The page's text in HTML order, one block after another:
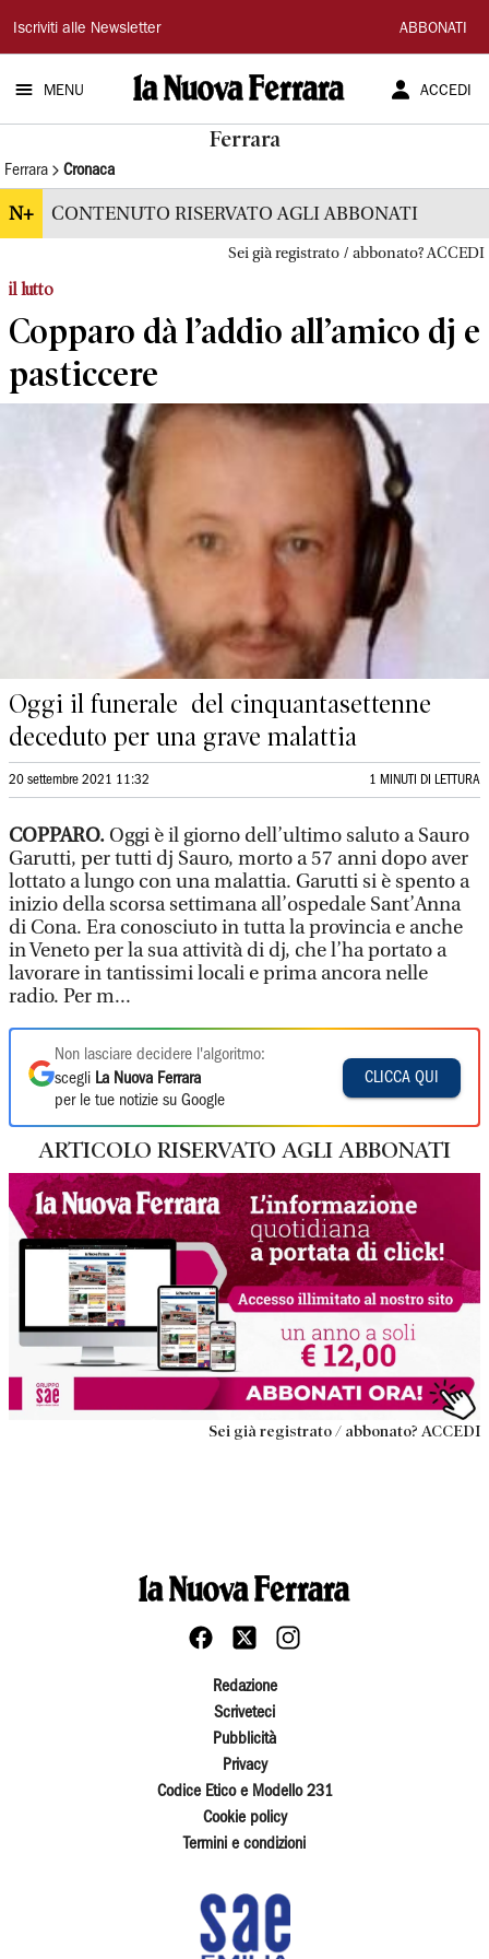
La
Nuova
Ferrara
Iscriviti alle Newsletter ABBONATI
MENU ACCEDI
Ferrara
Ferrara Cronaca
N+ CONTENUTO RISERVATO AGLI ABBONATI
Sei già registrato / abbonato? ACCEDI
il lutto
Copparo dà l’addio all’amico dj e
pasticcere
Oggi il funerale del cinquantasettenne
deceduto per una grave malattia
20 settembre 2021 11:32 1 MINUTI DI LETTURA
COPPARO. Oggi è il giorno dell’ultimo saluto a Sauro
Garutti, per tutti dj Sauro, morto a 57 anni dopo aver
lottato a lungo con una malattia. Garutti si è spento a
inizio della scorsa settimana all’ospedale Sant’Anna
di Cona. Era conosciuto in tutta la provincia e anche
in Veneto per la sua attività di dj, che l’ha portato a
lavorare in tantissimi locali e prima ancora nelle
radio. Per m...
Non lasciare decidere l'algoritmo:
scegli La Nuova Ferrara
per le tue notizie su Google
CLICCA QUI
ARTICOLO RISERVATO AGLI ABBONATI
Sei già registrato / abbonato? ACCEDI
Redazione
Scriveteci
Pubblicità
Privacy
Codice Etico e Modello 231
Cookie policy
Termini e condizioni